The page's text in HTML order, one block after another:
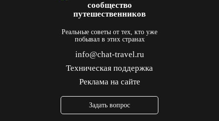
Реальные советы от тех, кто уже
побывал в этих странах
info@chat-travel.ru
Техническая поддержка
Реклама на сайте
Задать вопрос